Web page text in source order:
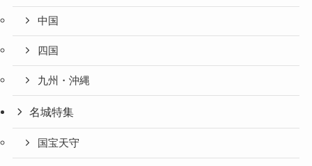
中国
四国
九州・沖縄
名城特集
国宝天守